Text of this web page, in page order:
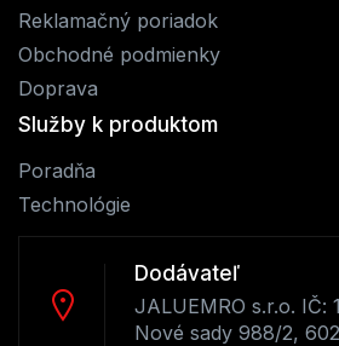
Reklamačný poriadok
Obchodné podmienky
Doprava
Služby k produktom
Poradňa
Technológie
Dodávateľ
JALUEMRO s.r.o. IČ:
Nové sady 988/2,